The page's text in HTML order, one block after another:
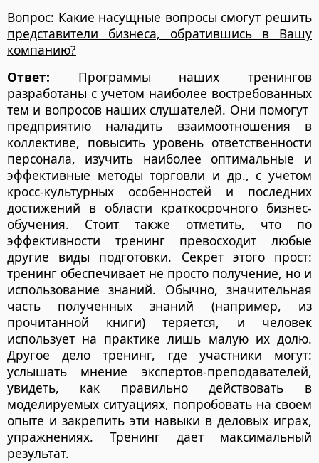
Вопрос: Какие насущные вопросы смогут решить
представители бизнеса, обратившись в Вашу
компанию?
Ответ: Программы наших тренингов
разработаны с учетом наиболее востребованных
тем и вопросов наших слушателей. Они помогут
предприятию наладить взаимоотношения в
коллективе, повысить уровень ответственности
персонала, изучить наиболее оптимальные и
эффективные методы торговли и др., с учетом
кросс-культурных особенностей и последних
достижений в области краткосрочного бизнес-
обучения. Стоит также отметить, что по
эффективности тренинг превосходит любые
другие виды подготовки. Секрет этого прост:
тренинг обеспечивает не просто получение, но и
использование знаний. Обычно, значительная
часть полученных знаний (например, из
прочитанной книги) теряется, и человек
использует на практике лишь малую их долю.
Другое дело тренинг, где участники могут:
услышать мнение экспертов-преподавателей,
увидеть, как правильно действовать в
моделируемых ситуациях, попробовать на своем
опыте и закрепить эти навыки в деловых играх,
упражнениях. Тренинг дает максимальный
результат.